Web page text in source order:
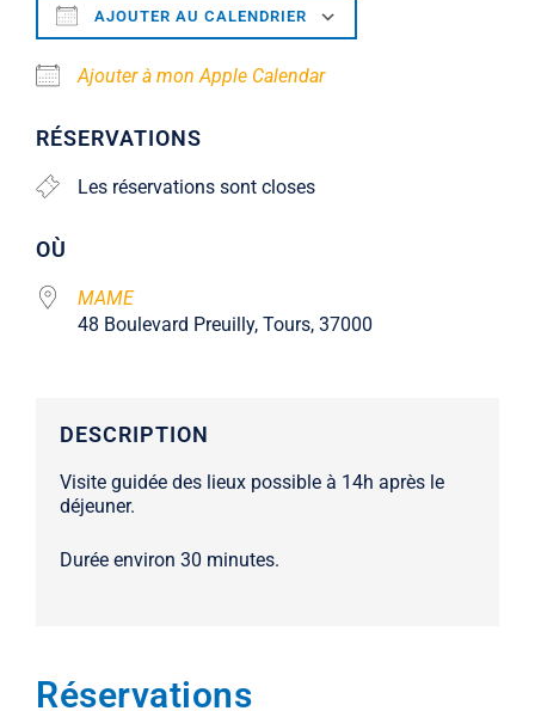
AJOUTER AU CALENDRIER
Ajouter à mon Apple Calendar
RÉSERVATIONS
Les réservations sont closes
OÙ
MAME
48 Boulevard Preuilly, Tours, 37000
Visite guidée des lieux possible à 14h après le
déjeuner.
Durée environ 30 minutes.
Réservations